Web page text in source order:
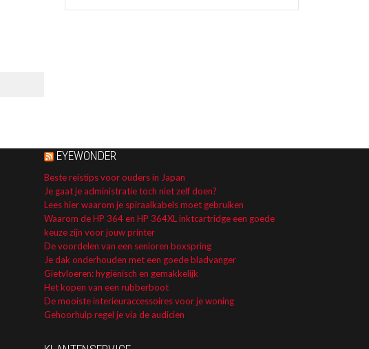
EYEWONDER
Beste reistips voor ouders in Japan
Je gaat je administratie toch niet zelf doen?
Lees hier waarom je spiraalkabels moet gebruiken
Waarom de HP 364 en HP 364XL inktcartridge een goede
keuze zijn voor jouw printer
De voordelen van een senioren boxspring
Je dak onderhouden met een goede bladvanger
Gietvloeren: hygiënisch en gemakkelijk
Het kopen van een rubberboot
De mooiste interieuraccessoires voor je woning
Gehoorhulp regel je via de audicien